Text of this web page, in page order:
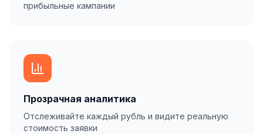
прибыльные кампании
Прозрачная аналитика
Отслеживайте каждый рубль и видите реальную
стоимость заявки